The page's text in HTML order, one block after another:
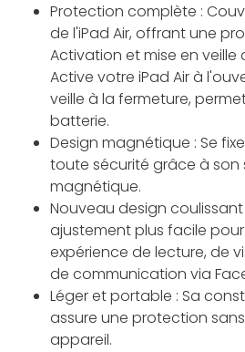
Protection complète :
de l'iPad Air, offrant une
Activation et mise en veille
Active votre iPad Air à
veille à la fermeture,
batterie.
Design magnétique : Se
toute sécurité grâce à son
magnétique.
Nouveau design coulissant
ajustement plus facile
expérience de lecture, de
de communication via
Léger et portable : Sa
assure une protection
appareil.